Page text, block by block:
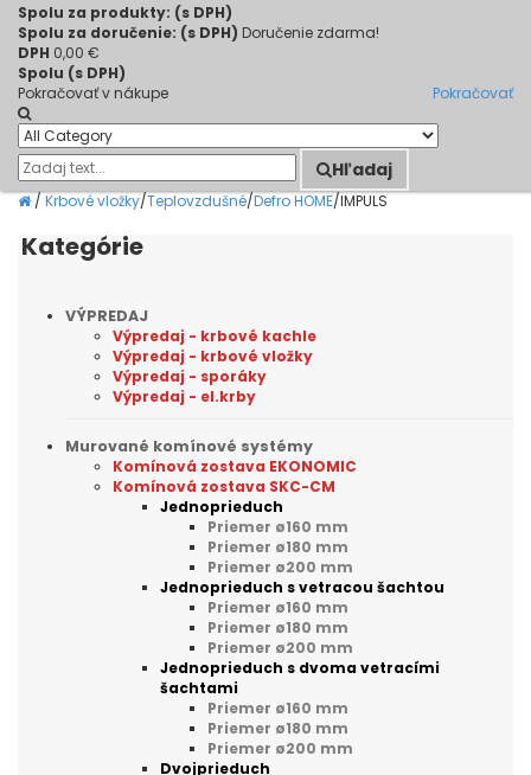
Spolu za produkty: (s DPH)
Spolu za doručenie: (s DPH) Doručenie zdarma!
DPH 0,00 €
Spolu (s DPH)
Pokračovať v nákupe
Pokračovať
Hľadaj
/ Krbové vložky/Teplovzdušné/Defro HOME/IMPULS
Kategórie
VÝPREDAJ
Výpredaj - krbové kachle
Výpredaj - krbové vložky
Výpredaj - sporáky
Výpredaj - el.krby
Murované komínové systémy
Komínová zostava EKONOMIC
Komínová zostava SKC-CM
Jednoprieduch
Priemer ø160 mm
Priemer ø180 mm
Priemer ø200 mm
Jednoprieduch s vetracou šachtou
Priemer ø160 mm
Priemer ø180 mm
Priemer ø200 mm
Jednoprieduch s dvoma vetracími
šachtami
Priemer ø160 mm
Priemer ø180 mm
Priemer ø200 mm
Dvojprieduch